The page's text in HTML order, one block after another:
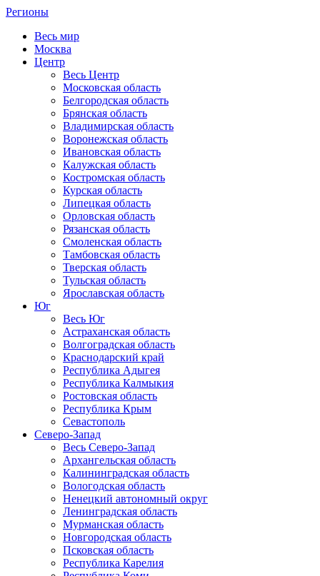
Регионы
Весь мир
Москва
Центр
Весь Центр
Московская область
Белгородская область
Брянская область
Владимирская область
Воронежская область
Ивановская область
Калужская область
Костромская область
Курская область
Липецкая область
Орловская область
Рязанская область
Смоленская область
Тамбовская область
Тверская область
Тульская область
Ярославская область
Юг
Весь Юг
Астраханская область
Волгоградская область
Краснодарский край
Республика Адыгея
Республика Калмыкия
Ростовская область
Республика Крым
Севастополь
Северо-Запад
Весь Северо-Запад
Архангельская область
Калининградская область
Вологодская область
Ненецкий автономный округ
Ленинградская область
Мурманская область
Новгородская область
Псковская область
Республика Карелия